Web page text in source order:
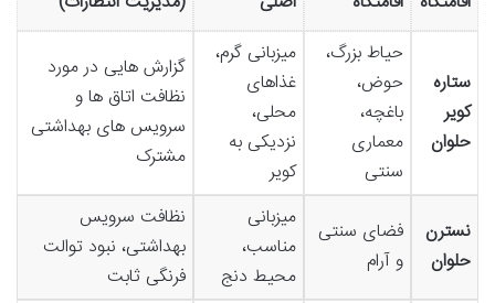
ستاره
کویر
حلوان
حیاط بزرگ،
حوض،
باغچه،
معماری
سنتی
میزبانی گرم،
غذاهای
محلی،
نزدیکی به
کویر
گزارش هایی در مورد
نظافت اتاق ها و
سرویس های بهداشتی
مشترک
نسترن
حلوان
فضای سنتی
و آرام
میزبانی
مناسب،
محیط دنج
نظافت سرویس
بهداشتی، نبود توالت
فرنگی ثابت